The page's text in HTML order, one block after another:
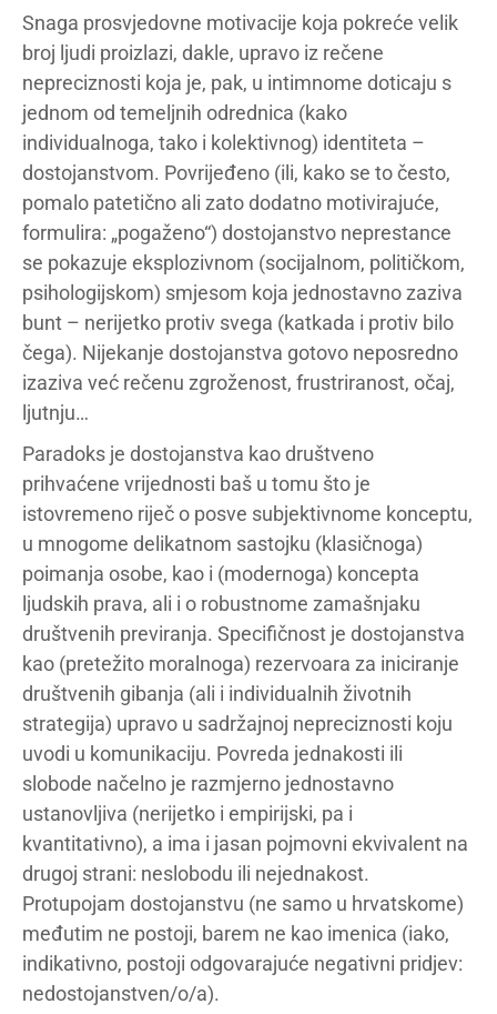
Snaga prosvjedovne motivacije koja pokreće velik
broj ljudi proizlazi, dakle, upravo iz rečene
nepreciznosti koja je, pak, u intimnome doticaju s
jednom od temeljnih odrednica (kako
individualnoga, tako i kolektivnog) identiteta –
dostojanstvom. Povrijeđeno (ili, kako se to često,
pomalo patetično ali zato dodatno motivirajuće,
formulira: „pogaženo“) dostojanstvo neprestance
se pokazuje eksplozivnom (socijalnom, političkom,
psihologijskom) smjesom koja jednostavno zaziva
bunt – nerijetko protiv svega (katkada i protiv bilo
čega). Nijekanje dostojanstva gotovo neposredno
izaziva već rečenu zgroženost, frustriranost, očaj,
ljutnju…
Paradoks je dostojanstva kao društveno
prihvaćene vrijednosti baš u tomu što je
istovremeno riječ o posve subjektivnome konceptu,
u mnogome delikatnom sastojku (klasičnoga)
poimanja osobe, kao i (modernoga) koncepta
ljudskih prava, ali i o robustnome zamašnjaku
društvenih previranja. Specifičnost je dostojanstva
kao (pretežito moralnoga) rezervoara za iniciranje
društvenih gibanja (ali i individualnih životnih
strategija) upravo u sadržajnoj nepreciznosti koju
uvodi u komunikaciju. Povreda jednakosti ili
slobode načelno je razmjerno jednostavno
ustanovljiva (nerijetko i empirijski, pa i
kvantitativno), a ima i jasan pojmovni ekvivalent na
drugoj strani: neslobodu ili nejednakost.
Protupojam dostojanstvu (ne samo u hrvatskome)
međutim ne postoji, barem ne kao imenica (iako,
indikativno, postoji odgovarajuće negativni pridjev:
nedostojanstven/o/a).